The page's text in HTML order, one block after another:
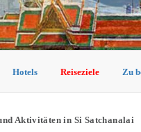
Hotels Reiseziele Zu
Aktivitäten in Si Satchanalai